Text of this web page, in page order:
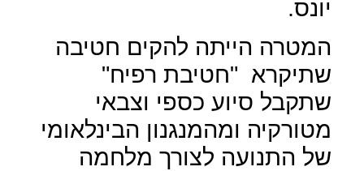
יונס.
המטרה הייתה להקים חטיבה
שתיקרא "חטיבת רפיח"
שתקבל סיוע כספי וצבאי
מטורקיה ומהמנגנון הבינלאומי
של התנועה לצורך מלחמה